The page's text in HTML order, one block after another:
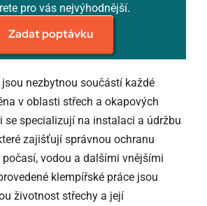
pro vás nejvýhodnější.
Zadat poptávku
nezbytnou součástí každé
v oblasti střech a okapových
se specializují na instalaci a údržbu
zajišťují správnou ochranu
vodou a dalšími vnějšími
klempířské práce jsou
životnost střechy a její